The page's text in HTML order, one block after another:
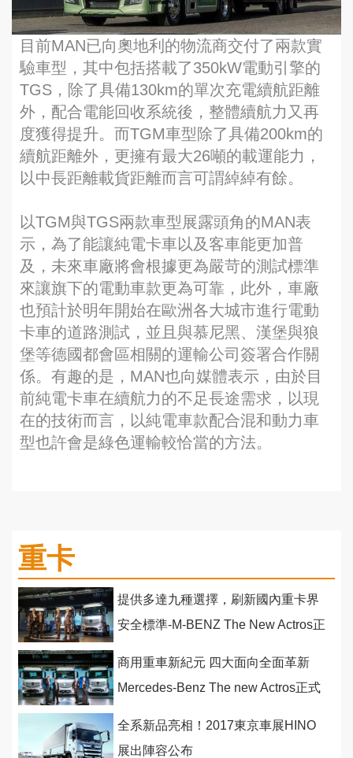
目前MAN已向奧地利的物流商交付了兩款實
驗車型，其中包括搭載了350kW電動引擎的
TGS，除了具備130km的單次充電續航距離
外，配合電能回收系統後，整體續航力又再
度獲得提升。而TGM車型除了具備200km的
續航距離外，更擁有最大26噸的載運能力，
以中長距離載貨距離而言可謂綽綽有餘。
以TGM與TGS兩款車型展露頭角的MAN表
示，為了能讓純電卡車以及客車能更加普
及，未來車廠將會根據更為嚴苛的測試標準
來讓旗下的電動車款更為可靠，此外，車廠
也預計於明年開始在歐洲各大城市進行電動
卡車的道路測試，並且與慕尼黑、漢堡與狼
堡等德國都會區相關的運輸公司簽署合作關
係。有趣的是，MAN也向媒體表示，由於目
前純電卡車在續航力的不足長途需求，以現
在的技術而言，以純電車款配合混和動力車
型也許會是綠色運輸較恰當的方法。
重卡
提供多達九種選擇，刷新國內重卡界
安全標準-M-BENZ The New Actros正
商用重車新紀元 四大面向全面革新
Mercedes-Benz The new Actros正式
全系新品亮相！2017東京車展HINO
展出陣容公布